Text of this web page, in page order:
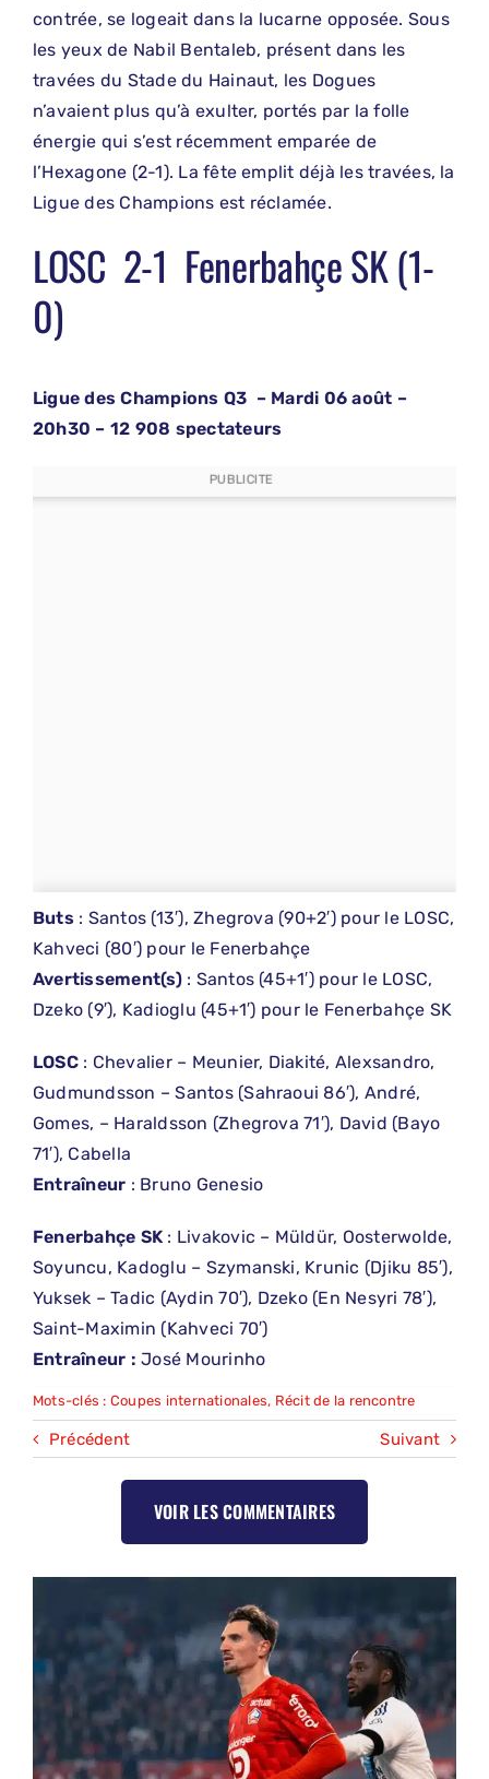
contrée, se logeait dans la lucarne opposée. Sous
les yeux de Nabil Bentaleb, présent dans les
travées du Stade du Hainaut, les Dogues
n’avaient plus qu’à exulter, portés par la folle
énergie qui s’est récemment emparée de
l’Hexagone (2-1). La fête emplit déjà les travées, la
Ligue des Champions est réclamée.
LOSC 2-1 Fenerbahçe SK (1-
0)
Ligue des Champions Q3 – Mardi 06 août –
20h30 – 12 908 spectateurs
PUBLICITE
Buts : Santos (13′), Zhegrova (90+2′) pour le LOSC,
Kahveci (80′) pour le Fenerbahçe
Avertissement(s): Santos (45+1′) pour le LOSC,
Dzeko (9′), Kadioglu (45+1′) pour le Fenerbahçe SK
LOSC : Chevalier – Meunier, Diakité, Alexsandro,
Gudmundsson – Santos (Sahraoui 86′), André,
Gomes, – Haraldsson (Zhegrova 71′), David (Bayo
71′), Cabella
Entraîneur : Bruno Genesio
Fenerbahçe SK : Livakovic – Müldür, Oosterwolde,
Soyuncu, Kadoglu – Szymanski, Krunic (Djiku 85′),
Yuksek – Tadic (Aydin 70′), Dzeko (En Nesyri 78′),
Saint-Maximin (Kahveci 70′)
Entraîneur : José Mourinho
Mots-clés : Coupes internationales, Récit de la rencontre
Précédent Suivant
VOIR LES COMMENTAIRES